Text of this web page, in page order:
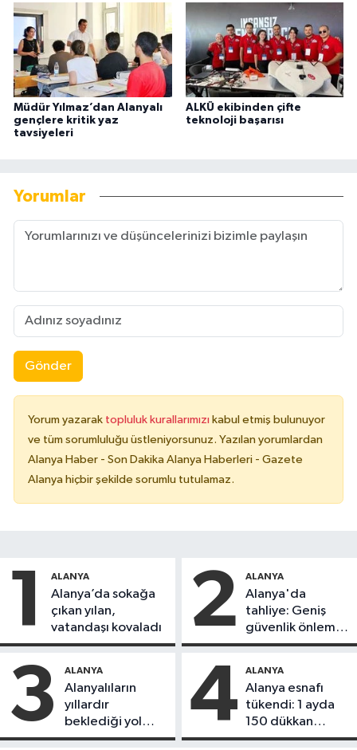
Müdür Yılmaz’dan Alanyalı
gençlere kritik yaz
tavsiyeleri
ALKÜ ekibinden çifte
teknoloji başarısı
Yorumlar
Gönder
Yorum yazarak topluluk kurallarımızı kabul etmiş bulunuyor
ve tüm sorumluluğu üstleniyorsunuz. Yazılan yorumlardan
Alanya Haber - Son Dakika Alanya Haberleri - Gazete
Alanya hiçbir şekilde sorumlu tutulamaz.
1 ALANYA
Alanya’da sokağa
çıkan yılan,
vatandaşı kovaladı
2 ALANYA
Alanya'da
tahliye: Geniş
güvenlik önlemi
alındı
3 ALANYA
Alanyalıların
yıllardır
beklediği yol
askıdan döndü
4 ALANYA
Alanya esnafı
tükendi: 1 ayda
150 dükkan
kapandı